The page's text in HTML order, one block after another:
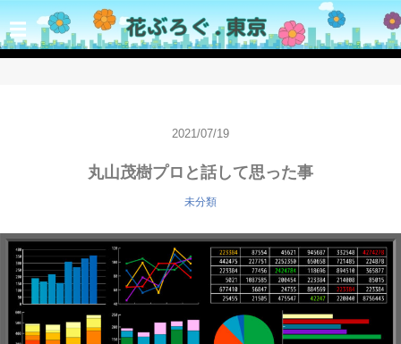
☰
2021/07/19
丸山茂樹プロと話して思った事
未分類